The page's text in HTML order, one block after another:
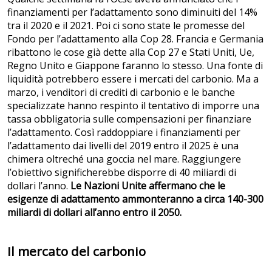
finanziamenti per l’adattamento sono diminuiti del 14%
tra il 2020 e il 2021. Poi ci sono state le promesse del
Fondo per l’adattamento alla Cop 28. Francia e Germania
ribattono le cose già dette alla Cop 27 e Stati Uniti, Ue,
Regno Unito e Giappone faranno lo stesso. Una fonte di
liquidità potrebbero essere i mercati del carbonio. Ma a
marzo, i venditori di crediti di carbonio e le banche
specializzate hanno respinto il tentativo di imporre una
tassa obbligatoria sulle compensazioni per finanziare
l’adattamento. Così raddoppiare i finanziamenti per
l’adattamento dai livelli del 2019 entro il 2025 è una
chimera oltreché una goccia nel mare. Raggiungere
l’obiettivo significherebbe disporre di 40 miliardi di
dollari l’anno. Le Nazioni Unite affermano che le
esigenze di adattamento ammonteranno a circa 140-300
miliardi di dollari all’anno entro il 2050.
Il mercato del carbonio